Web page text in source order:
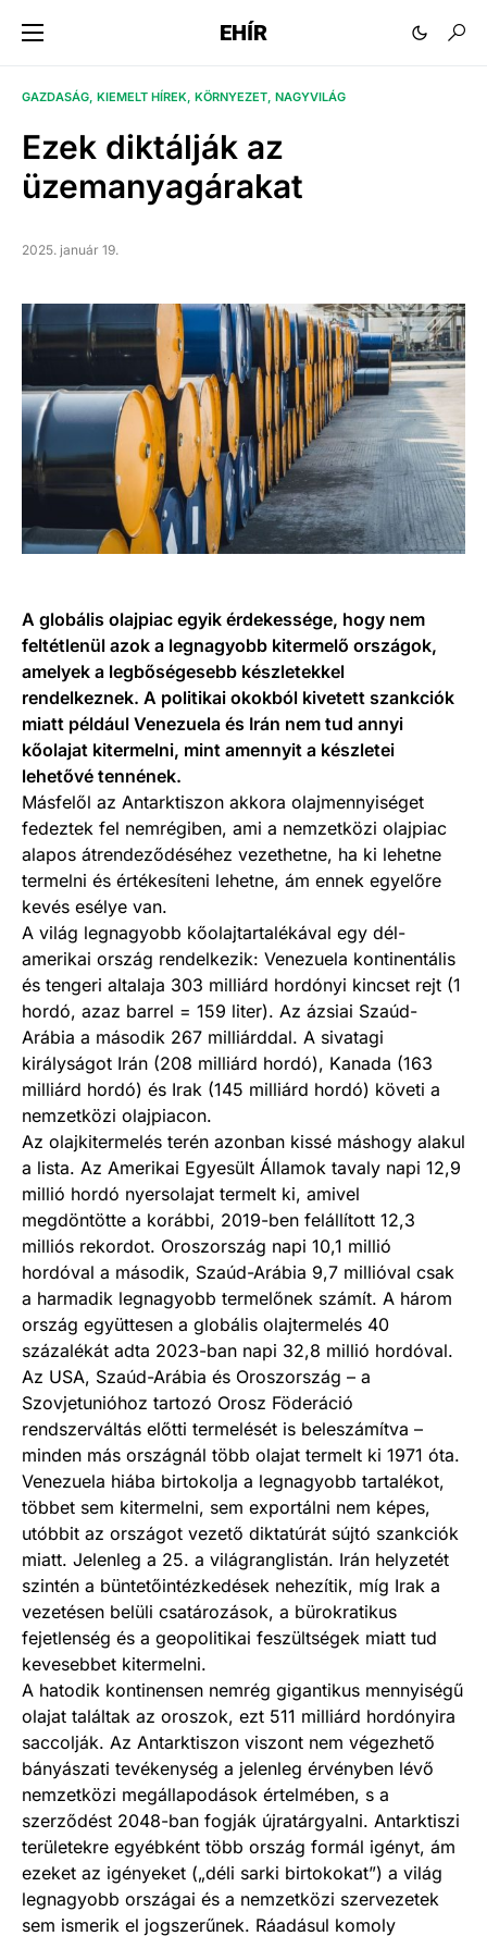
EHÍR
GAZDASÁG KIEMELT HÍREK KÖRNYEZET NAGYVILÁG
Ezek diktálják az
üzemanyagárakat
2025. január 19.
A globális olajpiac egyik érdekessége, hogy nem
feltétlenül azok a legnagyobb kitermelő országok,
amelyek a legbőségesebb készletekkel
rendelkeznek. A politikai okokból kivetett szankciók
miatt például Venezuela és Irán nem tud annyi
kőolajat kitermelni, mint amennyit a készletei
lehetővé tennének.
Másfelől az Antarktiszon akkora olajmennyiséget
fedeztek fel nemrégiben, ami a nemzetközi olajpiac
alapos átrendeződéséhez vezethetne, ha ki lehetne
termelni és értékesíteni lehetne, ám ennek egyelőre
kevés esélye van.
A világ legnagyobb kőolajtartalékával egy dél-
amerikai ország rendelkezik: Venezuela kontinentális
és tengeri altalaja 303 milliárd hordónyi kincset rejt (1
hordó, azaz barrel = 159 liter). Az ázsiai Szaúd-
Arábia a második 267 milliárddal. A sivatagi
királyságot Irán (208 milliárd hordó), Kanada (163
milliárd hordó) és Irak (145 milliárd hordó) követi a
nemzetközi olajpiacon.
Az olajkitermelés terén azonban kissé máshogy alakul
a lista. Az Amerikai Egyesült Államok tavaly napi 12,9
millió hordó nyersolajat termelt ki, amivel
megdöntötte a korábbi, 2019-ben felállított 12,3
milliós rekordot. Oroszország napi 10,1 millió
hordóval a második, Szaúd-Arábia 9,7 millióval csak
a harmadik legnagyobb termelőnek számít. A három
ország együttesen a globális olajtermelés 40
százalékát adta 2023-ban napi 32,8 millió hordóval.
Az USA, Szaúd-Arábia és Oroszország – a
Szovjetunióhoz tartozó Orosz Föderáció
rendszerváltás előtti termelését is beleszámítva –
minden más országnál több olajat termelt ki 1971 óta.
Venezuela hiába birtokolja a legnagyobb tartalékot,
többet sem kitermelni, sem exportálni nem képes,
utóbbit az országot vezető diktatúrát sújtó szankciók
miatt. Jelenleg a 25. a világranglistán. Irán helyzetét
szintén a büntetőintézkedések nehezítik, míg Irak a
vezetésen belüli csatározások, a bürokratikus
fejetlenség és a geopolitikai feszültségek miatt tud
kevesebbet kitermelni.
A hatodik kontinensen nemrég gigantikus mennyiségű
olajat találtak az oroszok, ezt 511 milliárd hordónyira
saccolják. Az Antarktiszon viszont nem végezhető
bányászati tevékenység a jelenleg érvényben lévő
nemzetközi megállapodások értelmében, s a
szerződést 2048-ban fogják újratárgyalni. Antarktiszi
területekre egyébként több ország formál igényt, ám
ezeket az igényeket („déli sarki birtokokat”) a világ
legnagyobb országai és a nemzetközi szervezetek
sem ismerik el jogszerűnek. Ráadásul komoly